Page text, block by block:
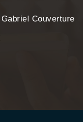
Couverture